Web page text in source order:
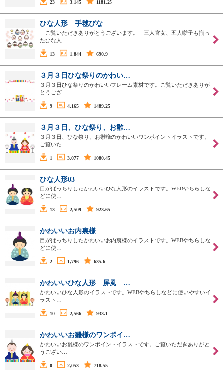
23 3,145 1181.25
ひな人形 手毬びな
ご覧いただきありがとうございます。 三人官女、五人囃子も揃っ
たひな人…
13 1,844 690.9
３月３日ひな祭りのかわい…
３月３日ひな祭りのかわいいフレーム素材です。ご覧いただきありが
とうござ…
9 4,165 1489.25
３月３日、ひな祭り、お雛…
３月３日、ひな祭り、お雛様のかわいいワンポイントイラストです。
ご覧いた…
1 3,077 1080.45
ひな人形03
目がぱっちりしたかわいいひな人形のイラストです。WEBやちらしな
どに使…
13 2,509 923.65
かわいいお内裏様
目がぱっちりしたかわいいお内裏様のイラストです。WEBやちらしな
どに使…
2 1,796 635.6
かわいいひな人形 屏風 …
かわいいひな人形のイラストです。WEBやちらしなどに使いやすいイ
ラスト…
10 2,566 933.1
かわいいお雛様のワンポイ…
かわいいお雛様のワンポイントイラストです。ご覧いただきありがと
うござい…
0 2,053 718.55